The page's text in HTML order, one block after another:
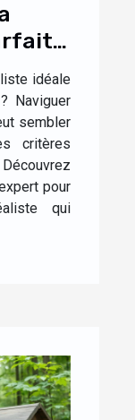
?
idéale
Naviguer
sembler
critères
pour
qui